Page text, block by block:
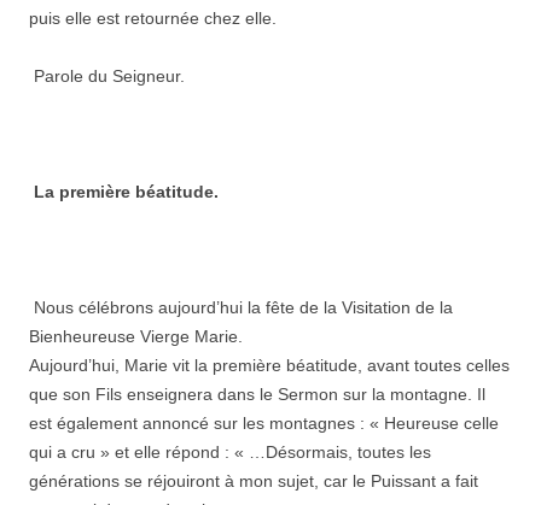
puis elle est retournée chez elle.
Parole du Seigneur.
La première béatitude.
Nous célébrons aujourd’hui la fête de la Visitation de la
Bienheureuse Vierge Marie.
Aujourd’hui, Marie vit la première béatitude, avant toutes celles
que son Fils enseignera dans le Sermon sur la montagne. Il
est également annoncé sur les montagnes : « Heureuse celle
qui a cru » et elle répond : « …Désormais, toutes les
générations se réjouiront à mon sujet, car le Puissant a fait